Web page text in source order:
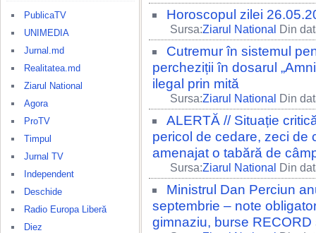
PublicaTV
UNIMEDIA
Jurnal.md
Realitatea.md
Ziarul National
Agora
ProTV
Timpul
Jurnal TV
Independent
Deschide
Radio Europa Liberă
Diez
Horoscopul zilei
Sursa:Ziarul National Din
Cutremur în sistemul
percheziții în dosarul
ilegal prin mită
Sursa:Ziarul National Din
ALERTĂ // Situație
pericol de cedare, zeci de
amenajat o tabără de
Sursa:Ziarul National Din
Ministrul Dan Perciun
septembrie – note
gimnaziu, burse